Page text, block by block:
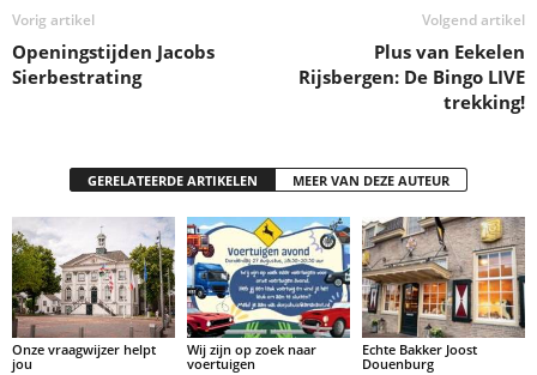
Vorig artikel
Openingstijden Jacobs
Sierbestrating
Volgend artikel
Plus van Eekelen
Rijsbergen: De Bingo LIVE
trekking!
GERELATEERDE ARTIKELEN MEER VAN DEZE AUTEUR
Onze vraagwijzer helpt
jou
Wij zijn op zoek naar
voertuigen
Echte Bakker Joost
Douenburg